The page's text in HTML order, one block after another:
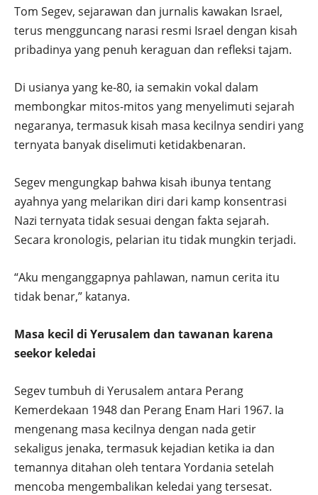
Tom Segev, sejarawan dan jurnalis kawakan Israel,
terus mengguncang narasi resmi Israel dengan kisah
pribadinya yang penuh keraguan dan refleksi tajam.
Di usianya yang ke-80, ia semakin vokal dalam
membongkar mitos-mitos yang menyelimuti sejarah
negaranya, termasuk kisah masa kecilnya sendiri yang
ternyata banyak diselimuti ketidakbenaran.
Segev mengungkap bahwa kisah ibunya tentang
ayahnya yang melarikan diri dari kamp konsentrasi
Nazi ternyata tidak sesuai dengan fakta sejarah.
Secara kronologis, pelarian itu tidak mungkin terjadi.
“Aku menganggapnya pahlawan, namun cerita itu
tidak benar,” katanya.
Masa kecil di Yerusalem dan tawanan karena
seekor keledai
Segev tumbuh di Yerusalem antara Perang
Kemerdekaan 1948 dan Perang Enam Hari 1967. Ia
mengenang masa kecilnya dengan nada getir
sekaligus jenaka, termasuk kejadian ketika ia dan
temannya ditahan oleh tentara Yordania setelah
mencoba mengembalikan keledai yang tersesat.